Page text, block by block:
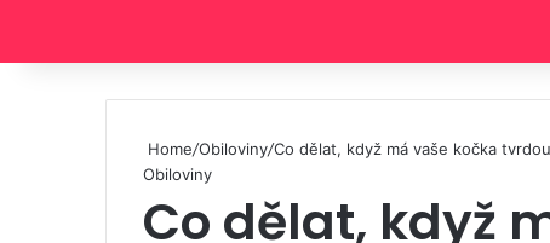
Home/Obiloviny/Co dělat, když má vaše kočka
Obiloviny
Co dělat, když